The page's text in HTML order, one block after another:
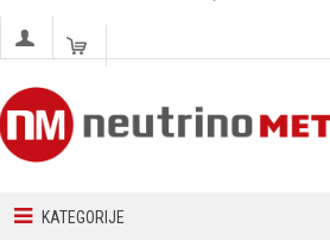
KATEGORIJE